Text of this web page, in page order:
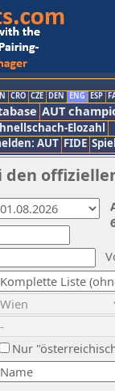
CRO CZE DEN ENG ESP
AUT
Elozahl
AUT FIDE
Nur